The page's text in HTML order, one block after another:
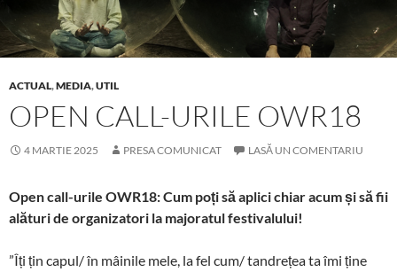
ACTUAL,MEDIA,UTIL
OPEN CALL-URILE OWR18
4 MARTIE 2025 PRESA COMUNICAT LASĂ UN COMENTARIU
Open call-urile OWR18: Cum poți să aplici chiar acum și să fii
alături de organizatori la majoratul festivalului!
”Îți țin capul/ în mâinile mele, la fel cum/ tandrețea ta îmi ține